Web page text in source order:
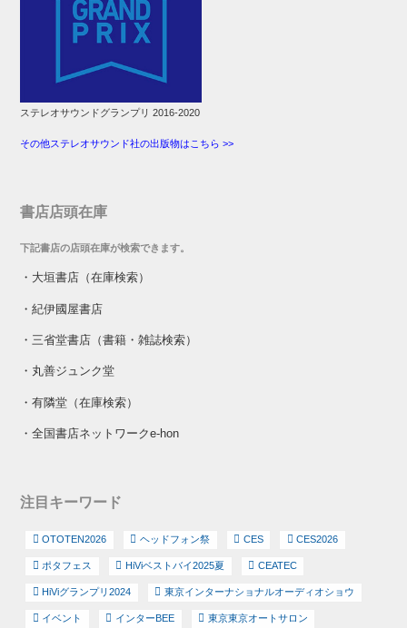
ステレオサウンドグランプリ 2016-2020
その他ステレオサウンド社の出版物はこちら >>
書店店頭在庫
下記書店の店頭在庫が検索できます。
・ 大垣書店（在庫検索）
・紀伊國屋書店
・ 三省堂書店（書籍・雑誌検索）
・ 丸善ジュンク堂
・有隣堂（在庫検索）
・全国書店ネットワークe-hon
注目キーワード
OTOTEN2026 ヘッドフォン祭 CES CES2026
ポタフェス HiViベストバイ2025夏 CEATEC
HiViグランプリ2024 東京インターナショナルオーディオショウ
イベント インターBEE 東京東京オートサロン